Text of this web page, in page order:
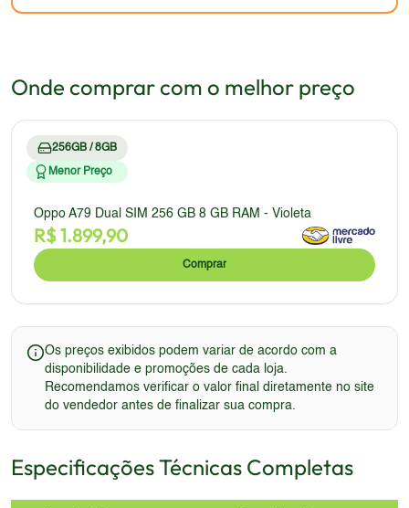
para quem busca um smartphone com boas
durabilidade.
Onde comprar com o melhor preço
256GB / 8GB
Menor Preço
Oppo A79 Dual SIM 256 GB 8 GB RAM - Violeta
R$1.899,90
Comprar
Os preços exibidos podem variar de acordo com a
disponibilidade e promoções de cada loja.
Recomendamos verificar o valor final diretamente no site
do vendedor antes de finalizar sua compra.
Especificações Técnicas Completas